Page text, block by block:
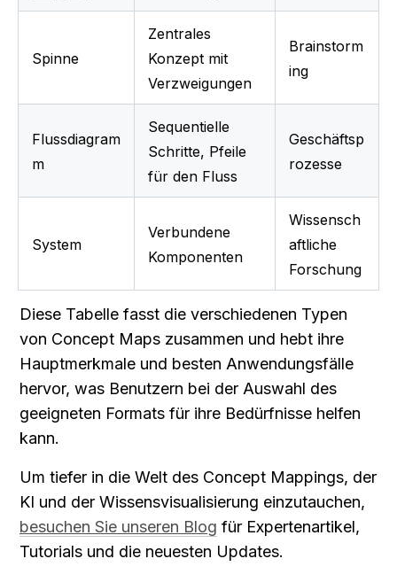
Spinne
Zentrales
Konzept mit
Verzweigungen
Brainstorm
ing
Flussdiagram
m
Sequentielle
Schritte, Pfeile
für den Fluss
Geschäftsp
rozesse
System
Verbundene
Komponenten
Wissensch
aftliche
Forschung
Diese Tabelle fasst die verschiedenen Typen
von Concept Maps zusammen und hebt ihre
Hauptmerkmale und besten Anwendungsfälle
hervor, was Benutzern bei der Auswahl des
geeigneten Formats für ihre Bedürfnisse helfen
kann.
Um tiefer in die Welt des Concept Mappings, der
besuchen Sie unseren Blog für Expertenartikel,
Tutorials und die neuesten Updates.